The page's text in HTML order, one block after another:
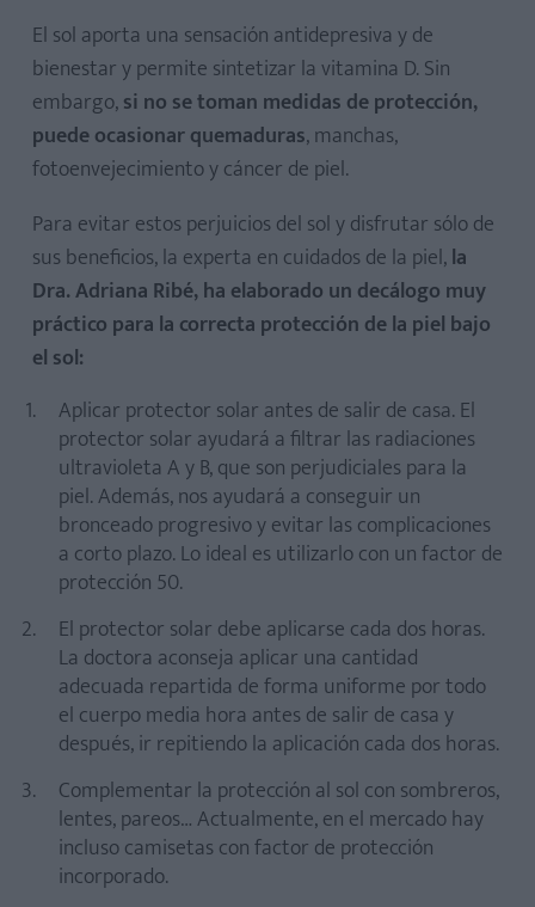
El sol aporta una sensación antidepresiva y de
bienestar y permite sintetizar la vitamina D. Sin
embargo,si no se toman medidas de protección,
puede ocasionar quemaduras, manchas,
fotoenvejecimiento y cáncer de piel.
Para evitar estos perjuicios del sol y disfrutar sólo de
sus beneficios, la experta en cuidados de la piel,la
Dra. Adriana Ribé, ha elaborado un decálogo muy
práctico para la correcta protección de la piel bajo
el sol:
Aplicar protector solar antes de salir de casa. El
protector solar ayudará a filtrar las radiaciones
ultravioleta A y B, que son perjudiciales para la
piel. Además, nos ayudará a conseguir un
bronceado progresivo y evitar las complicaciones
a corto plazo. Lo ideal es utilizarlo con un factor de
protección 50.
El protector solar debe aplicarse cada dos horas.
La doctora aconseja aplicar una cantidad
adecuada repartida de forma uniforme por todo
el cuerpo media hora antes de salir de casa y
después, ir repitiendo la aplicación cada dos horas.
Complementar la protección al sol con sombreros,
lentes, pareos… Actualmente, en el mercado hay
incluso camisetas con factor de protección
incorporado.